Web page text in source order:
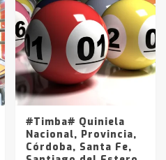
#Timba# Quiniela
Nacional, Provincia,
Córdoba, Santa Fe,